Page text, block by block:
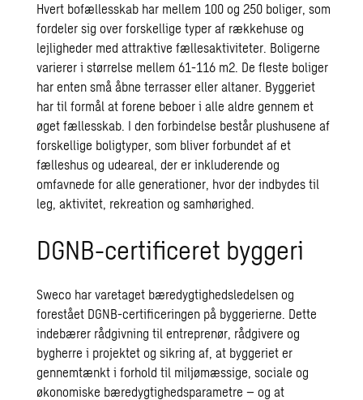
Hvert bofællesskab har mellem 100 og 250 boliger, som
fordeler sig over forskellige typer af rækkehuse og
lejligheder med attraktive fællesaktiviteter. Boligerne
varierer i størrelse mellem 61-116 m2. De fleste boliger
har enten små åbne terrasser eller altaner. Byggeriet
har til formål at forene beboer i alle aldre gennem et
øget fællesskab. I den forbindelse består plushusene af
forskellige boligtyper, som bliver forbundet af et
fælleshus og udeareal, der er inkluderende og
omfavnede for alle generationer, hvor der indbydes til
leg, aktivitet, rekreation og samhørighed.
DGNB-certificeret byggeri
Sweco har varetaget bæredygtighedsledelsen og
forestået DGNB-certificeringen på byggerierne. Dette
indebærer rådgivning til entreprenør, rådgivere og
bygherre i projektet og sikring af, at byggeriet er
gennemtænkt i forhold til miljømæssige, sociale og
økonomiske bæredygtighedsparametre – og at